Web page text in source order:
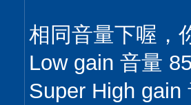
相同音量下喔，
Low gain 音量
Super High gain